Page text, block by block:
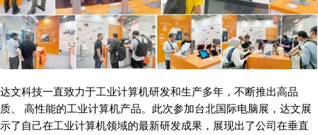
达文科技一直致力于工业计算机研发和生产多年，不断推出高品
质、 高性能的工业计算机产品。此次参加台北国际电脑展，达文展
示了自己在工业计算机领域的最新研发成果，展现出了公司在垂直